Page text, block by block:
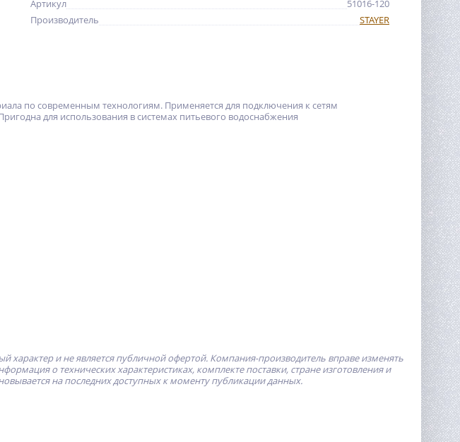
Артикул
51016-120
Производитель
STAYER
по современным технологиям. Применяется для подключения к сетям
для использования в системах питьевого водоснабжения
характер и не является публичной офертой. Компания-производитель вправе изменять
о технических характеристиках, комплекте поставки, стране изготовления и
на последних доступных к моменту публикации данных.